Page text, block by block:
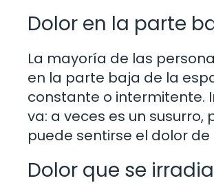
Dolor en la parte
La mayoría de las
en la parte baja de la
constante o intermitente.
va: a veces es un
puede sentirse el dolor de
Dolor que se